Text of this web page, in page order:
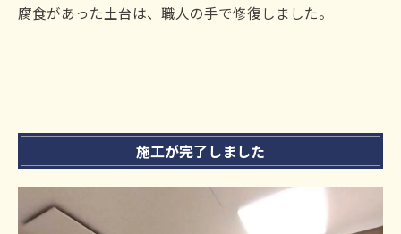
腐食があった土台は、職人の手で修復しました。
施工が完了しました